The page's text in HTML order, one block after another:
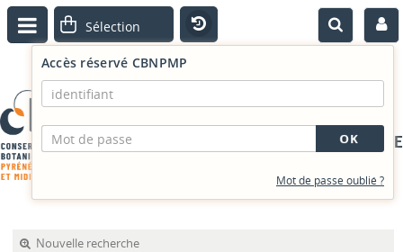
PORTAIL DOCUMENTAIRE
Accès réservé CBNPMP
Mot de passe oublié ?
Nouvelle recherche